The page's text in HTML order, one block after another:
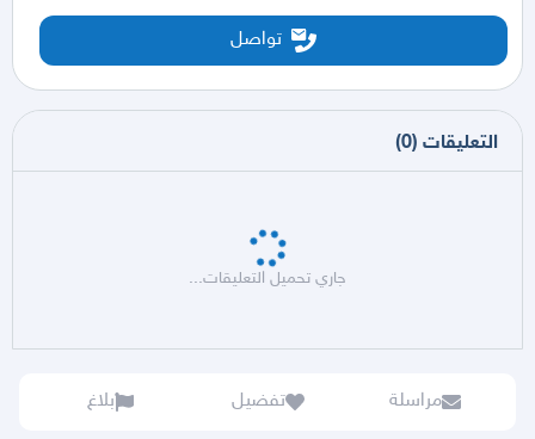
تواصل
التعليقات (
0
)
جاري تحميل التعليقات...
مراسلة تفضيل بلاغ